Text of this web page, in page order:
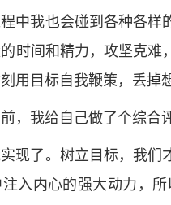
中我也会碰到各种各
时间和精力，攻坚克难
用目标自我鞭策，丢掉
，我给自己做了个综合
现了。树立目标，我们
入内心的强大动力，